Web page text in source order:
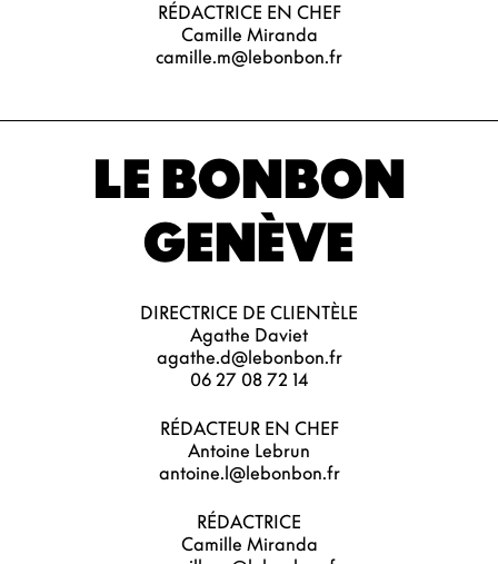
RÉDACTRICE EN CHEF
Camille Miranda
camille.m@lebonbon.fr
LE BONBON
GENÈVE
DIRECTRICE DE CLIENTÈLE
Agathe Daviet
agathe.d@lebonbon.fr
06 27 08 72 14
RÉDACTEUR EN CHEF
Antoine Lebrun
antoine.l@lebonbon.fr
RÉDACTRICE
Camille Miranda